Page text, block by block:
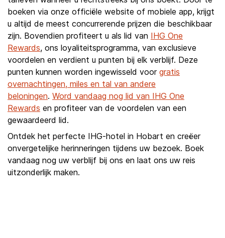
boeken via onze officiële website of mobiele app, krijgt
u altijd de meest concurrerende prijzen die beschikbaar
zijn. Bovendien profiteert u als lid van IHG One
Rewards, ons loyaliteitsprogramma, van exclusieve
voordelen en verdient u punten bij elk verblijf. Deze
punten kunnen worden ingewisseld voor gratis
overnachtingen, miles en tal van andere
beloningen. Word vandaag nog lid van IHG One
Rewards en profiteer van de voordelen van een
gewaardeerd lid.
Ontdek het perfecte IHG-hotel in Hobart en creëer
onvergetelijke herinneringen tijdens uw bezoek. Boek
vandaag nog uw verblijf bij ons en laat ons uw reis
uitzonderlijk maken.